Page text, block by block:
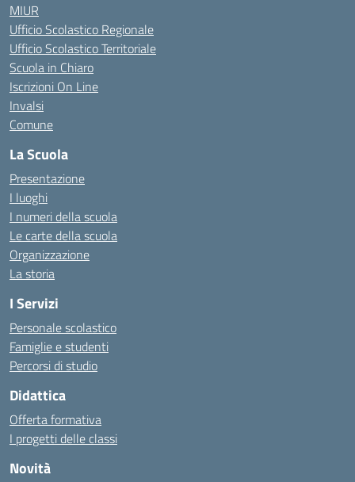
MIUR
Ufficio Scolastico Regionale
Ufficio Scolastico Territoriale
Scuola in Chiaro
Iscrizioni On Line
Invalsi
Comune
La Scuola
Presentazione
I luoghi
I numeri della scuola
Le carte della scuola
Organizzazione
La storia
I Servizi
Personale scolastico
Famiglie e studenti
Percorsi di studio
Didattica
Offerta formativa
I progetti delle classi
Novità